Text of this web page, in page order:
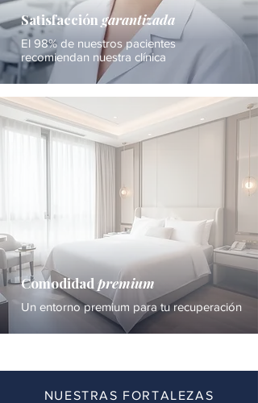
Satisfacción garantizada
El 98% de nuestros pacientes
recomiendan nuestra clínica
Comodidad premium
Un entorno premium para tu recuperación
NUESTRAS FORTALEZAS